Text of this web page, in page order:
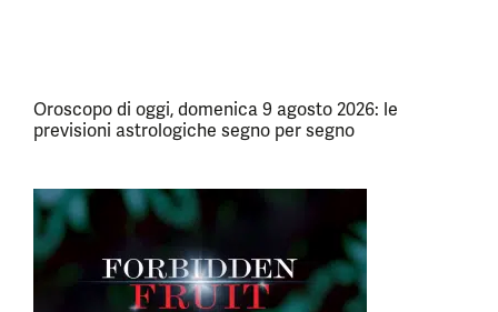
Oroscopo di oggi, domenica 9 agosto 2026: le
previsioni astrologiche segno per segno